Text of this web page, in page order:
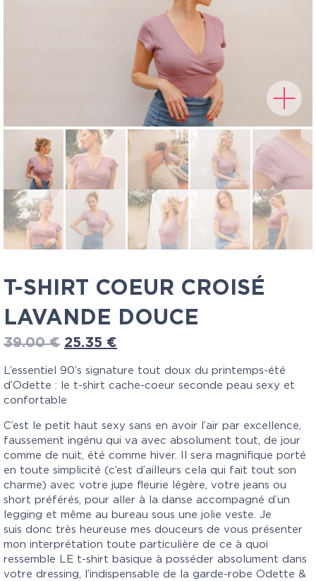
T-SHIRT COEUR CROISÉ
LAVANDE DOUCE
39.00€ 25.35 €
L’essentiel 90’s signature tout doux du printemps-été
d’Odette : le t-shirt cache-coeur seconde peau sexy et
confortable
C’est le petit haut sexy sans en avoir l’air par excellence,
faussement ingénu qui va avec absolument tout, de jour
comme de nuit, été comme hiver. Il sera magnifique porté
en toute simplicité (c’est d’ailleurs cela qui fait tout son
charme) avec votre jupe fleurie légère, votre jeans ou
short préférés, pour aller à la danse accompagné d’un
legging et même au bureau sous une jolie veste. Je
suis donc très heureuse mes douceurs de vous présenter
mon interprétation toute particulière de ce à quoi
ressemble LE t-shirt basique à posséder absolument dans
votre dressing, l’indispensable de la garde-robe Odette &